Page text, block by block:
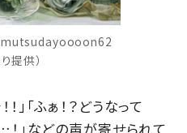
mutsudayoooon62
提供）
」「ふぁ！？どうなって
！」などの声が寄せられて